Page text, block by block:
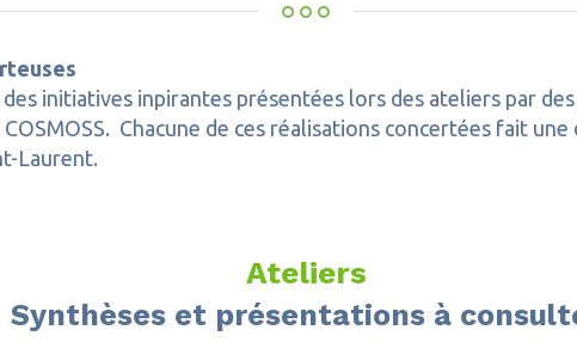
initiatives inpirantes présentées lors des ateliers par
Chacune de ces réalisations concertées fait
Laurent.
Ateliers
Synthèses et présentations à